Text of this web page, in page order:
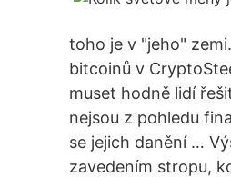
toho je v "jeho"
bitcoinů v
muset hodně lidí
nejsou z pohledu
se jejich danění …
zavedením stropu,